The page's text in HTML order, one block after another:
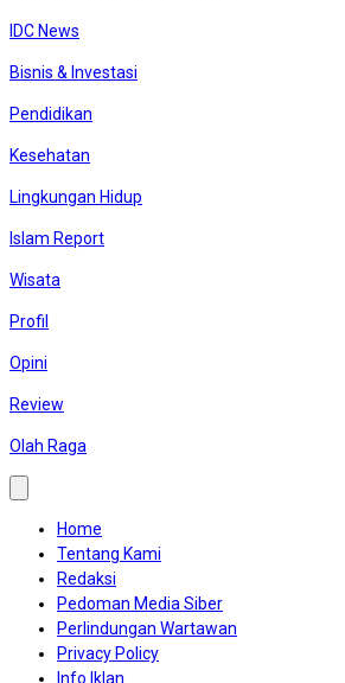
IDC News
Bisnis & Investasi
Pendidikan
Kesehatan
Lingkungan Hidup
Islam Report
Wisata
Profil
Opini
Review
Olah Raga
Home
Tentang Kami
Redaksi
Pedoman Media Siber
Perlindungan Wartawan
Privacy Policy
Info Iklan